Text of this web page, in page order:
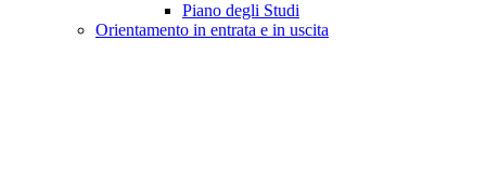
Piano degli Studi
Orientamento in entrata e in uscita